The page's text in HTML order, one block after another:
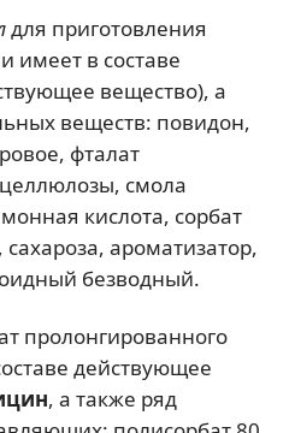
для приготовления
имеет в составе
вещество), а
веществ: повидон,
фталат
смола
кислота, сорбат
ароматизатор,
безводный.
пролонгированного
действующее
, а также ряд